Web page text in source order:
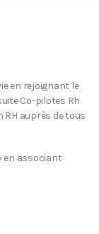
en rejoignant le
Co-pilotes Rh
auprès de tous
en associant